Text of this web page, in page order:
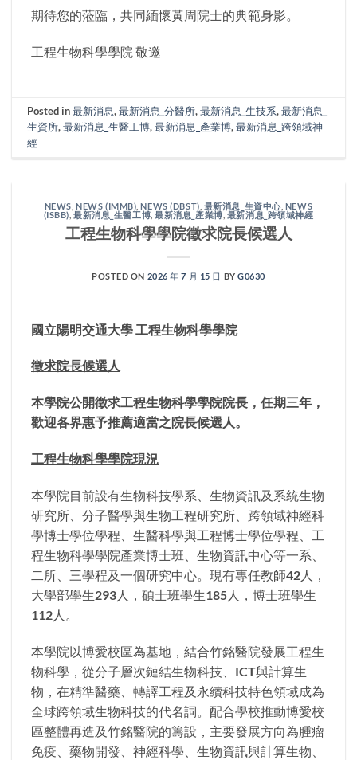
期待您的蒞臨，共同緬懷黃周院士的典範身影。
工程生物科學學院 敬邀
Posted in最新消息,最新消息_分醫所,最新消息_生技系,最新消息_
生資所,最新消息_生醫工博,最新消息_產業博,最新消息_跨領域神
經
NEWS ,NEWS (IMMB) ,NEWS (DBST) 最新消息_生資中心, NEWS
(ISBB) ,最新消息_生醫工博 ,最新消息_產業博,最新消息_跨領域神經
工程生物科學學院徵求院長候選人
POSTED ON 2026 年 7 月 15 日 BYG0630
國立陽明交通大學 工程生物科學學院
徵求院長候選人
本學院公開徵求工程生物科學學院院長，任期三年，
歡迎各界惠予推薦適當之院長候選人。
工程生物科學學院現況
本學院目前設有生物科技學系、生物資訊及系統生物
研究所、分子醫學與生物工程研究所、跨領域神經科
學博士學位學程、生醫科學與工程博士學位學程、工
程生物科學學院產業博士班、生物資訊中心等一系、
二所、三學程及一個研究中心。現有專任教師42人，
大學部學生293人，碩士班學生185人，博士班學生
112人。
本學院以博愛校區為基地，結合竹銘醫院發展工程生
物科學，從分子層次鏈結生物科技、ICT與計算生
物，在精準醫藥、轉譯工程及永續科技特色領域成為
全球跨領域生物科技的代名詞。配合學校推動博愛校
區整體再造及竹銘醫院的籌設，主要發展方向為腫瘤
免疫、藥物開發、神經科學、生物資訊與計算生物、